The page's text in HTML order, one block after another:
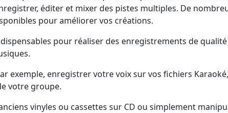
éditer et mixer des pistes multiples. De
pour améliorer vos créations.
pour réaliser des enregistrements de
exemple, enregistrer votre voix sur vos fichiers Karaoké,
votre groupe.
vinyles ou cassettes sur CD ou simplement